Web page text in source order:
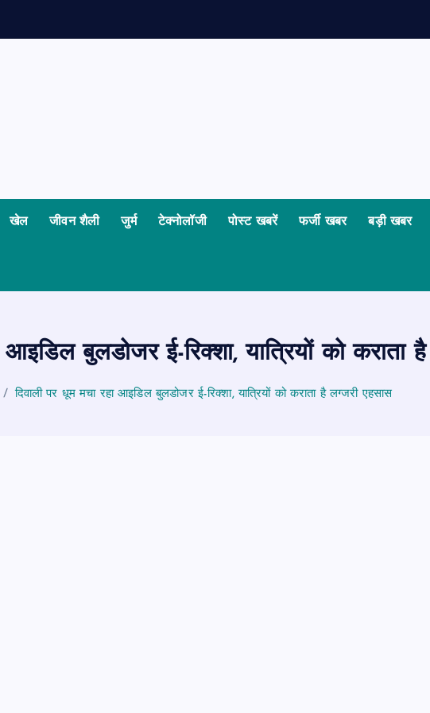
खेल जीवन शैली जुर्म टेक्नोलॉजी पोस्ट खबरें फर्जी खबर बड़ी खबर
आइडिल बुलडोजर ई-रिक्शा, यात्रियों को कराता
दिवाली पर धूम मचा रहा आइडिल बुलडोजर ई-रिक्शा, यात्रियों को कराता है लग्जरी एहसास